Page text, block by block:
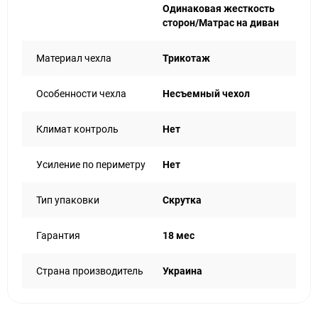
Одинаковая жесткость
сторон/Матрас на диван
Материал чехла Трикотаж
Особенности чехла Несъемный чехол
Климат контроль Нет
Усиление по периметру Нет
Тип упаковки Скрутка
Гарантия 18 мес
Страна производитель Украина